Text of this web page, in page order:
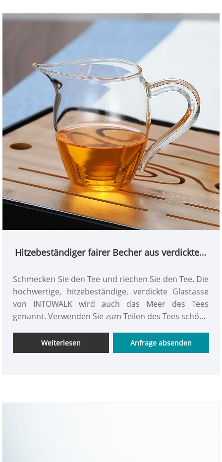
von Glas mit hohem Borosilikatgehalt ist auf den
ersten Blick sichtbar. Die Details der eleganten Form
bestimmen die Qualität. Lieferkette der E-
Commerce-Plattform für Glashausprodukte von
INTOWALK
Hitzebeständiger fairer Becher aus verdicktem
Schmecken Sie den Tee und riechen Sie den Tee. Die
hochwertige, hitzebeständige, verdickte Glastasse
von INTOWALK wird auch das Meer des Tees
genannt. Verwenden Sie zum Teilen des Tees schöne
um Gleichbehandlung zu zeigen, die Teesuppe frisch
zu halten und die Konzentration der Teesuppe
Weiterlesen Anfrage absenden